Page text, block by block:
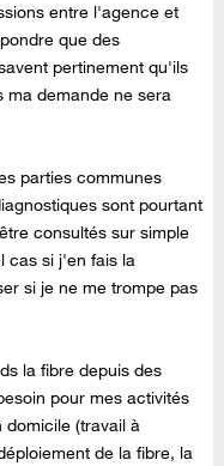
entre l'agence et
que des
pertinement qu'ils
ma demande ne sera
parties communes
sont pourtant
consultés sur simple
cas si j'en fais la
si je ne me trompe pas
la fibre depuis des
pour mes activités
domicile (travail à
de la fibre, la